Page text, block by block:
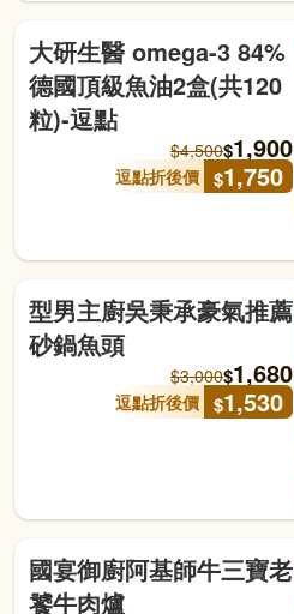
大研生醫 omega-3 84%
德國頂級魚油2盒(共120
粒)-逗點
$4,500$1,900
逗點折後價 $1,750
型男主廚吳秉承豪氣推薦
砂鍋魚頭
$3,000$1,680
逗點折後價 $1,530
國宴御廚阿基師牛三寶老
饕牛肉爐